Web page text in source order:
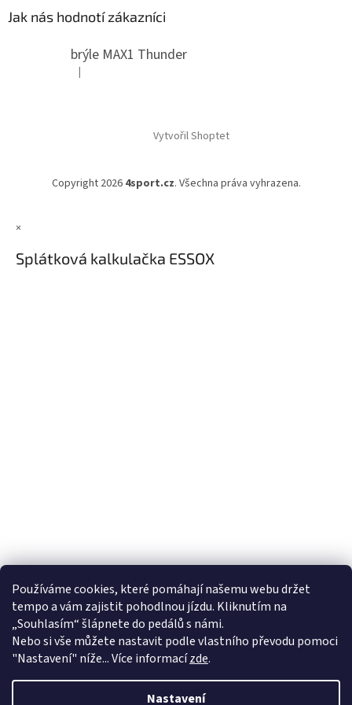
Používáme cookies, které pomáhají našemu webu držet
tempo a vám zajistit pohodlnou jízdu. Kliknutím na
„Souhlasím“ šlápnete do pedálů s námi.
Nebo si vše můžete nastavit podle vlastního převodu pomoci
"Nastavení" níže... Více informacízde.
Nastavení
Jak nás hodnotí zákazníci
brýle MAX1 Thunder
Hodnocení produktu je 5 z 5 hvězdiček.
|
Vytvořil Shoptet
Copyright 2026 4sport.cz. Všechna práva vyhrazena.
×
Splátková kalkulačka ESSOX